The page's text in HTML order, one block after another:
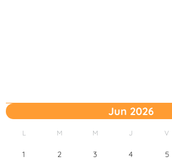
Jun 2026
L M M J V
1 2 3 4 5